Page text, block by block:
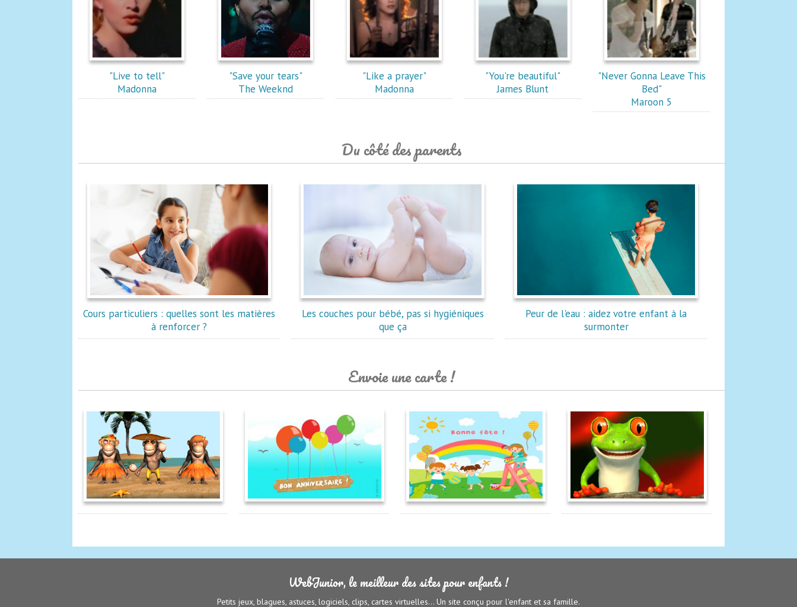
"Live to tell"
Madonna
"Save your tears"
The Weeknd
"Like a prayer"
Madonna
"You're beautiful"
James Blunt
"Never Gonna Leave This
Bed"
Maroon 5
Du côté des parents
Cours particuliers : quelles sont les matières
à renforcer ?
Les couches pour bébé, pas si hygiéniques
que ça
Peur de l'eau : aidez votre enfant à la
surmonter
Envoie une carte !
WebJunior, le meilleur des sites pour enfants !
Petits jeux, blagues, astuces, logiciels, clips, cartes virtuelles... Un site conçu pour l'enfant et sa famille.